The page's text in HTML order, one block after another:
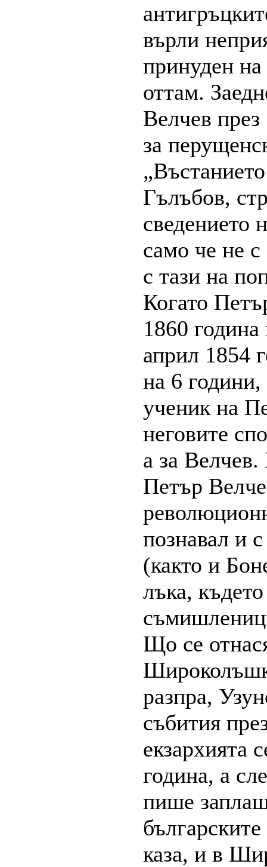
върли
принуден
оттам.
Велчев
за
Гълъбов,
сведението
само че не
с тази на
Когато
1860
април 1854
на 6
ученик на
неговите
а за
Петър
познавал и
(както и
лъка,
Що се
разпра,
събития
екзархията
година, а
пише
каза, и в